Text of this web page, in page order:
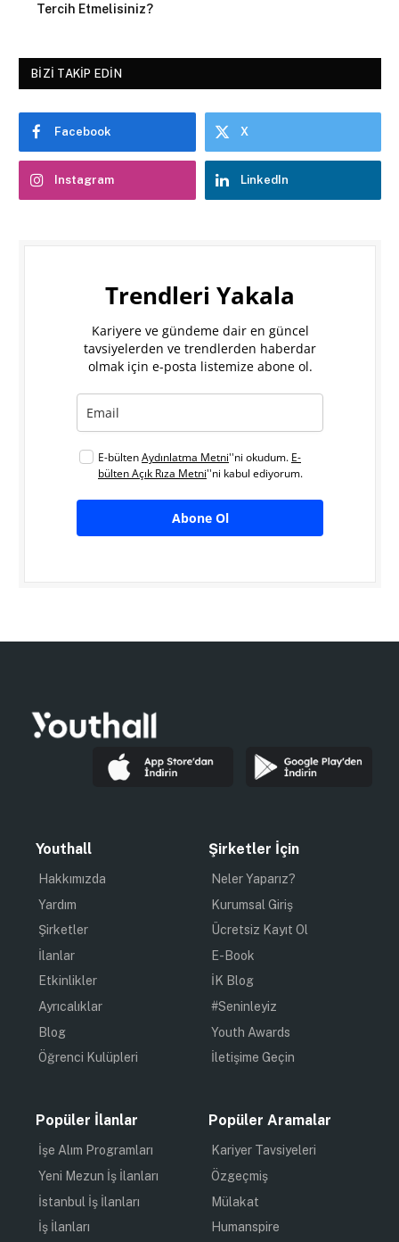
Tercih Etmelisiniz?
BIZI TAKIP EDIN
Facebook X
Instagram LinkedIn
Trendleri Yakala
Kariyere ve gündeme dair en güncel
tavsiyelerden ve trendlerden haberdar
olmak için e-posta listemize abone ol.
E-bültenAydınlatma Metni''ni okudum. E-
bülten Açık Rıza Metni''ni kabul ediyorum.
Abone Ol
Youthall
Hakkımızda
Yardım
Şirketler
İlanlar
Etkinlikler
Ayrıcalıklar
Blog
Öğrenci Kulüpleri
Şirketler İçin
Neler Yaparız?
Kurumsal Giriş
Ücretsiz Kayıt Ol
E-Book
İK Blog
#Seninleyiz
Youth Awards
İletişime Geçin
Popüler İlanlar
İşe Alım Programları
Yeni Mezun İş İlanları
İstanbul İş İlanları
İş İlanları
Popüler Aramalar
Kariyer Tavsiyeleri
Özgeçmiş
Mülakat
Humanspire